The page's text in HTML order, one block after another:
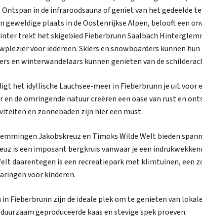
Ontspan in de infraroodsauna of geniet van het gedeelde
geweldige plaats in de Oostenrijkse Alpen, belooft een
trekt het skigebied Fieberbrunn Saalbach
voor iedereen. Skiërs en snowboarders kunnen
en winterwandelaars kunnen genieten van de
het idyllische Lauchsee-meer in Fieberbrunn je uit voor
en de omringende natuur creëren een oase van rust en
en zonnebaden zijn hier een must.
Jakobskreuz en Timoks Wilde Welt bieden
is een imposant bergkruis vanwaar je een
daarentegen is een recreatiepark met klimtuinen, een
voor kinderen.
in Fieberbrunn zijn de ideale plek om te genieten van
geproduceerde kaas en stevige spek proeven.